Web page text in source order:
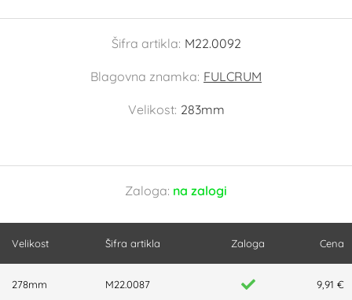
Šifra artikla: M22.0092
Blagovna znamka: FULCRUM
Velikost: 283mm
Zaloga: na zalogi
Velikost Šifra artikla Zaloga Cena
278mm M22.0087 9,91 €